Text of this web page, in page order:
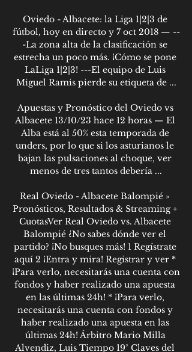
Oviedo - Albacete: la Liga 1|2|3 de
fútbol, hoy en directo y 7 oct 2018 — --
-La zona alta de la clasificación se
estrecha un poco más. ¡Cómo se pone
LaLiga 1|2|3! ---El equipo de Luis
Miguel Ramis pierde su etiqueta de ...
Apuestas y Pronóstico del Oviedo vs
Albacete 13/10/23 hace 12 horas — El
Alba está al 50% esta temporada de
unders, por lo que si los asturianos le
bajan las pulsaciones al choque, ver
menos de tres tantos debería ...
Real Oviedo - Albacete Balompié »
Pronósticos, Resultados & Streaming +
CuotasVer Real Oviedo vs. Albacete
Balompié ¿No sabes dónde ver el
partido? ¡No busques más! 1 Regístrate
aquí 2 ¡Entra y mira! Registrar y ver *
¡Para verlo, necesitarás una cuenta con
fondos y haber realizado una apuesta
en las últimas 24h! * ¡Para verlo,
necesitarás una cuenta con fondos y
haber realizado una apuesta en las
últimas 24h! Árbitro Mario Milla
Alvendiz, Luis Tiempo 19° Claves del